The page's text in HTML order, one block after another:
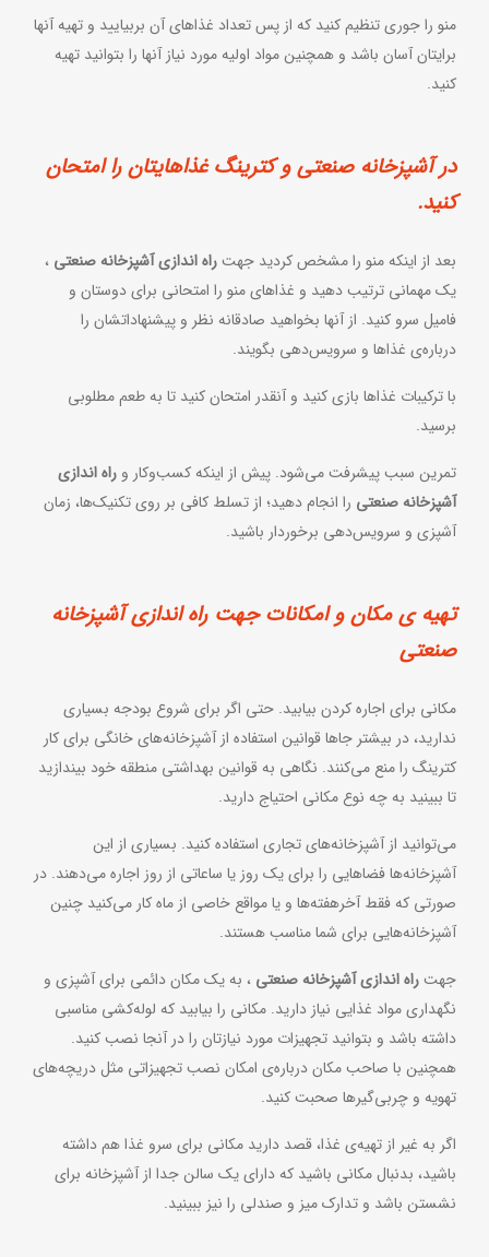
منو را جوری تنظیم کنید که از پس تعداد غذاهای آن بربیایید و تهیه آنها
برایتان آسان باشد و همچنین مواد اولیه مورد نیاز آنها را بتوانید تهیه
کنید.
در آشپزخانه صنعتی و کترینگ غذاهایتان را امتحان
کنید.
بعد از اینکه منو را مشخص کردید جهتراه اندازی آشپزخانه صنعتی ،
یک مهمانی ترتیب دهید و غذاهای منو را امتحانی برای دوستان و
فامیل سرو کنید. از آنها بخواهید صادقانه نظر و پیشنهاداتشان را
درباره‌ی غذاها و سرویس‌دهی بگویند.
با ترکیبات غذاها بازی کنید و آنقدر امتحان کنید تا به طعم مطلوبی
برسید.
تمرین سبب پیشرفت می‌شود. پیش از اینکه کسب‌وکار و راه اندازی
آشپزخانه صنعتی را انجام دهید؛ از تسلط کافی بر روی تکنیک‌ها، زمان
آشپزی و سرویس‌دهی برخوردار باشید.
تهیه‌ ی مکان و امکانات جهت راه اندازی آشپزخانه
صنعتی
مکانی برای اجاره کردن بیابید. حتی اگر برای شروع بودجه‌ بسیاری
ندارید، در بیشتر جاها قوانین استفاده از آشپزخانه‌های خانگی برای کار
کترینگ را منع می‌کنند. نگاهی به قوانین بهداشتی منطقه خود بیندازید
تا ببینید به چه نوع مکانی احتیاج دارید.
می‌توانید از آشپزخانه‌های تجاری استفاده کنید. بسیاری از این
آشپزخانه‌ها فضاهایی را برای یک روز یا ساعاتی از روز اجاره می‌دهند. در
صورتی که فقط آخرهفته‌ها و یا مواقع خاصی از ماه کار می‌کنید چنین
آشپزخانه‌هایی برای شما مناسب هستند.
جهتراه اندازی آشپزخانه صنعتی ، به یک مکان دائمی برای آشپزی و
نگهداری مواد غذایی نیاز دارید. مکانی را بیابید که لوله‌کشی مناسبی
داشته باشد و بتوانید تجهیزات مورد نیازتان را در آنجا نصب کنید.
همچنین با صاحب مکان درباره‌ی امکان نصب تجهیزاتی مثل دریچه‌های
تهویه و چربی‌گیرها صحبت کنید.
اگر به غیر از تهیه‌ی غذا، قصد دارید مکانی برای سرو غذا هم داشته
باشید، بدنبال مکانی باشید که دارای یک سالن جدا از آشپزخانه برای
نشستن باشد و تدارک میز و صندلی را نیز ببینید.